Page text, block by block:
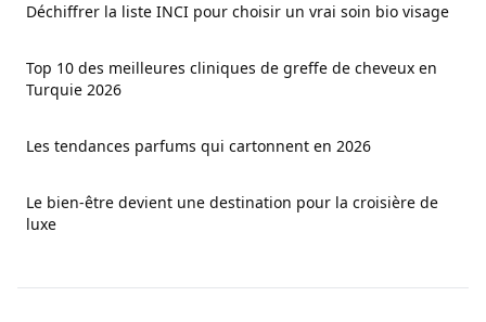
Déchiffrer la liste INCI pour choisir un vrai soin bio visage
Top 10 des meilleures cliniques de greffe de cheveux en
Turquie 2026
Les tendances parfums qui cartonnent en 2026
Le bien-être devient une destination pour la croisière de
luxe